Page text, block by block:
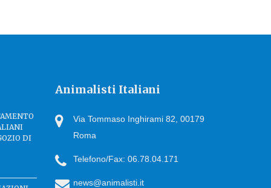
DI
Animalisti Italiani
Via Tommaso Inghirami 82, 00179
Roma
Telefono/Fax: 06.78.04.171
news@animalisti.it